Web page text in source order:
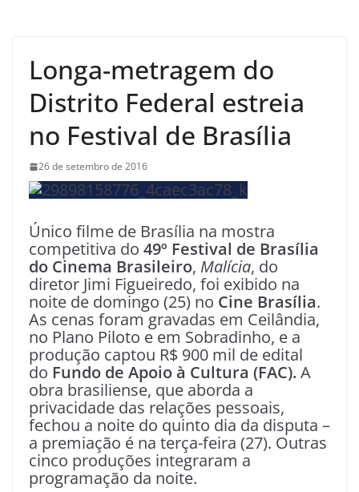
Longa-metragem do
Distrito Federal estreia
no Festival de Brasília
26 de setembro de 2016
Único filme de Brasília na mostra
competitiva do 49º Festival de Brasília
do Cinema Brasileiro, Malícia, do
diretor Jimi Figueiredo, foi exibido na
noite de domingo (25) no Cine Brasília.
As cenas foram gravadas em Ceilândia,
no Plano Piloto e em Sobradinho, e a
produção captou R$ 900 mil de edital
do Fundo de Apoio à Cultura (FAC).A
obra brasiliense, que aborda a
privacidade das relações pessoais,
fechou a noite do quinto dia da disputa –
a premiação é na terça-feira (27). Outras
cinco produções integraram a
programação da noite.